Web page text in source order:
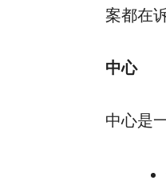
案都在
中心
中心是